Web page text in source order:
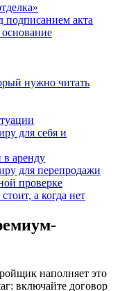
подписанием акта
нужно читать
для себя и
в аренду
для перепродажи
проверке
а когда нет
наполняет это
включайте договор